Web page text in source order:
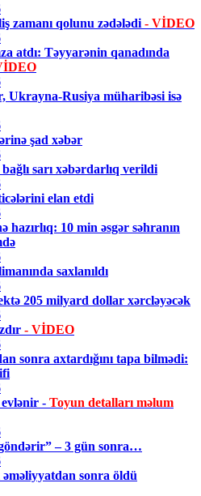
zamanı qolunu zədələdi - VİDEO
atdı: Təyyarənin qanadında
Ukrayna-Rusiya müharibəsi isə
şad xəbər
sarı xəbərdarlıq verildi
elan etdi
hazırlıq: 10 min əsgər səhranın
saxlanıldı
205 milyard dollar xərcləyəcək
- VİDEO
sonra axtardığını tapa bilmədi:
- Toyun detalları məlum
– 3 gün sonra…
sonra öldü